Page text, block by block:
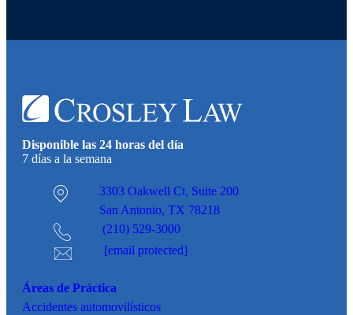
Disponible las 24 horas del día
7 días a la semana
3303 Oakwell Ct, Suite 200
San Antonio, TX 78218
(210) 529-3000
[email protected]
Áreas de Práctica
Accidentes automovilísticos